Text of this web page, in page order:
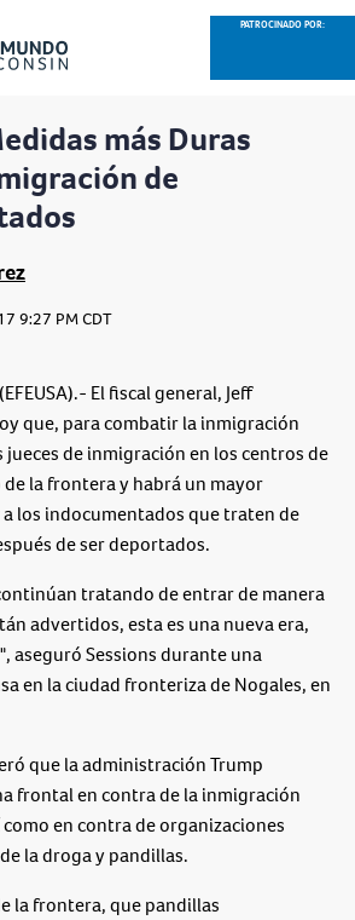
PATROCINADO POR:
más Duras
de
9:27 PM CDT
El fiscal general, Jeff
que, para combatir la inmigración
de inmigración en los centros de
la frontera y habrá un mayor
los indocumentados que traten de
de ser deportados.
tratando de entrar de manera
advertidos, esta es una nueva era,
aseguró Sessions durante una
en la ciudad fronteriza de Nogales, en
que la administración Trump
frontal en contra de la inmigración
en contra de organizaciones
la droga y pandillas.
la frontera, que pandillas